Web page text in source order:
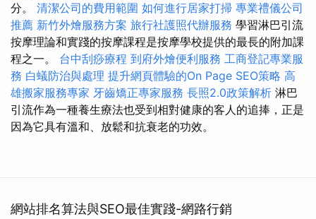
分。 清潔公司的費用範圍 如何進行居家打掃 專業禮儀公司
推薦 新竹外燴服務方案 旅行社護照代辦服務 學習淋巴引流
按摩理論和實踐的按摩課程是按摩學校提供的最長的附加課
程之一。 台中刮痧療程 到府外燴便利服務 工商登記專業服
務 白蟻防治與處理 提升網頁體驗的On Page SEO策略 高
雄搬家服務專家 牙齒矯正專家服務 長照2.0政策解析 淋巴
引流作為一種養生療法也受到相對健康的客人的追捧，正是
因為它具有溫和、放鬆和抗衰老的功效。
網站排名算法與SEO最佳實踐-網路行銷